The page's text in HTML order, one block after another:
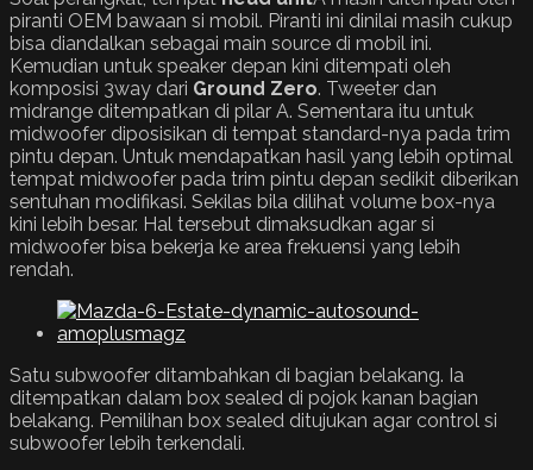
piranti OEM bawaan si mobil. Piranti ini dinilai masih cukup
bisa diandalkan sebagai main source di mobil ini.
Kemudian untuk speaker depan kini ditempati oleh
komposisi 3way dari Ground Zero. Tweeter dan
midrange ditempatkan di pilar A. Sementara itu untuk
midwoofer diposisikan di tempat standard-nya pada trim
pintu depan. Untuk mendapatkan hasil yang lebih optimal
tempat midwoofer pada trim pintu depan sedikit diberikan
sentuhan modifikasi. Sekilas bila dilihat volume box-nya
kini lebih besar. Hal tersebut dimaksudkan agar si
midwoofer bisa bekerja ke area frekuensi yang lebih
rendah.
Satu subwoofer ditambahkan di bagian belakang. Ia
ditempatkan dalam box sealed di pojok kanan bagian
belakang. Pemilihan box sealed ditujukan agar control si
subwoofer lebih terkendali.